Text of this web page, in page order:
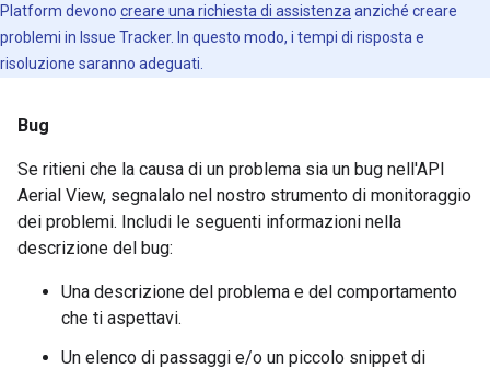
Platform devono creare una richiesta di assistenza anziché creare
problemi in Issue Tracker. In questo modo, i tempi di risposta e
risoluzione saranno adeguati.
Bug
Se ritieni che la causa di un problema sia un bug nell'API
Aerial View, segnalalo nel nostro strumento di monitoraggio
dei problemi. Includi le seguenti informazioni nella
descrizione del bug:
Una descrizione del problema e del comportamento
che ti aspettavi.
Un elenco di passaggi e/o un piccolo snippet di